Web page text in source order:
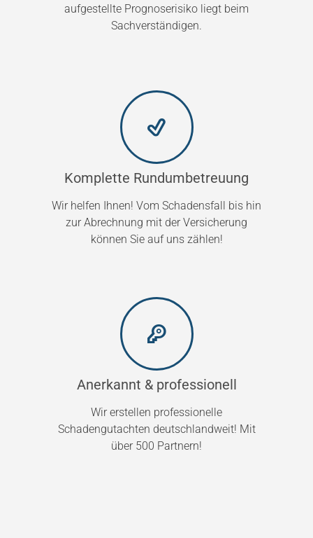
aufgestellte Prognoserisiko liegt beim
Sachverständigen.
Komplette Rundumbetreuung
Wir helfen Ihnen! Vom Schadensfall bis hin
zur Abrechnung mit der Versicherung
können Sie auf uns zählen!
Anerkannt & professionell
Wir erstellen professionelle
Schadengutachten deutschlandweit! Mit
über 500 Partnern!